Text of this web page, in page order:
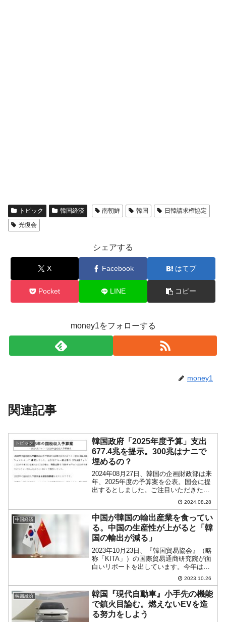
トピック 韓国経済 南朝鮮 韓国
日韓請求権協定
光復会
シェアする
X Facebook はてブ
Pocket LINE コピー
money1をフォローする
money1
関連記事
トピック
韓国政府「2025年度予算」支出
677.4兆を提示。300兆はナニで
埋めるの？
2024年08月27日、韓国の企画財政部は来
年、2025年度の予算案を公表。国会に提
出するとしました。ご注目いただきたい
のは、まず支出です。企画財政部は特に
以下のような図を公表しています。2025
年度 予算案民生活力、未来備え2024年
予...
2024.08.28
中国経済
中国が韓国の輸出産業を食ってい
る。中国の生産性が上がると「韓
国の輸出が減る」
2023年10月23日、『韓国貿易協会』（略
称「KITA」）の国際貿易通商研究院が面
白いリポートを出しています。今年は外
国人証券投資資金の流入にもかかわら
ず、米国の基準金利引き上げと貿易収支
悪化の影響が重なり、ドルウォンレート
が上昇している...
2023.10.26
韓国経済
韓国『現代自動車』小手先の機能
で鎮火目論む。燃えないEVを造
る努力をしよう